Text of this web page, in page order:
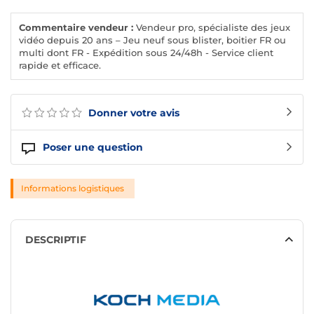
Donner votre avis
Poser une question
Commentaire vendeur : Vendeur pro, spécialiste des jeux
vidéo depuis 20 ans – Jeu neuf sous blister, boitier FR ou
multi dont FR - Expédition sous 24/48h - Service client
rapide et efficace.
Informations logistiques
DESCRIPTIF